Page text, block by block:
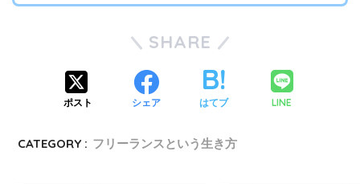
SHARE
ポスト シェア はてブ LINE
CATEGORY : フリーランスという生き方